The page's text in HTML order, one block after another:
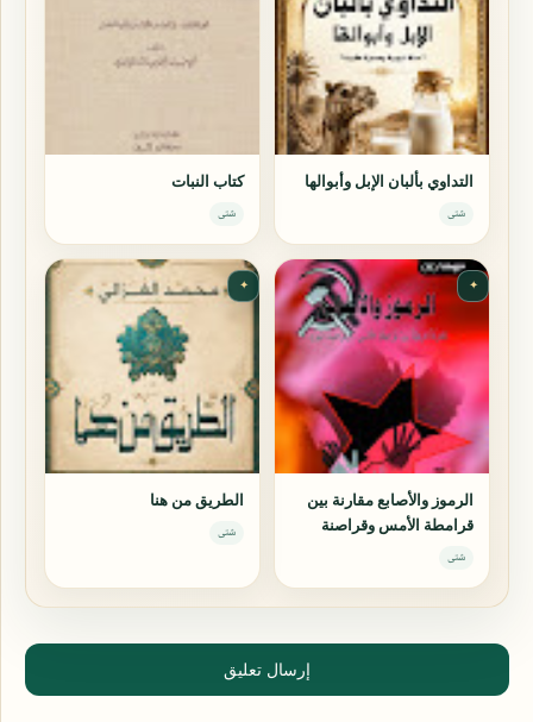
التداوي بألبان الإبل وأبوالها
شتى
كتاب النبات
شتى
✦
الرموز والأصابع مقارنة بين
قرامطة الأمس وقراصنة
اليوم
شتى
✦
الطريق من هنا
شتى
إرسال تعليق